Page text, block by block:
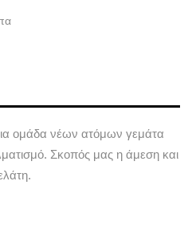
ομάδα νέων ατόμων γεμάτα
Σκοπός μας η άμεση και